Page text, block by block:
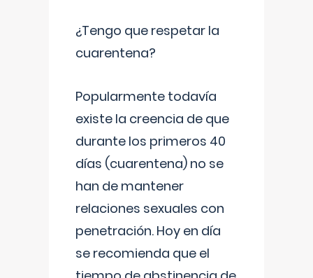
¿Tengo que respetar la
cuarentena?
Popularmente todavía
existe la creencia de que
durante los primeros 40
días (cuarentena) no se
han de mantener
relaciones sexuales con
penetración. Hoy en día
se recomienda que el